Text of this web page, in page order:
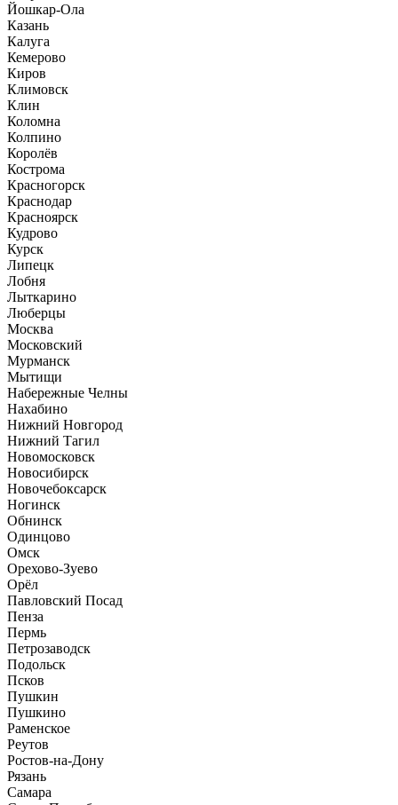
Йошкар-Ола
Казань
Калуга
Кемерово
Киров
Климовск
Клин
Коломна
Колпино
Королёв
Кострома
Красногорск
Краснодар
Красноярск
Кудрово
Курск
Липецк
Лобня
Лыткарино
Люберцы
Москва
Московский
Мурманск
Мытищи
Набережные Челны
Нахабино
Нижний Новгород
Нижний Тагил
Новомосковск
Новосибирск
Новочебоксарск
Ногинск
Обнинск
Одинцово
Омск
Орехово-Зуево
Орёл
Павловский Посад
Пенза
Пермь
Петрозаводск
Подольск
Псков
Пушкин
Пушкино
Раменское
Реутов
Ростов-на-Дону
Рязань
Самара